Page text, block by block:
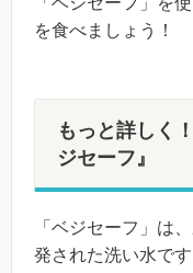
を食べましょう！
もっと詳しく
ジセーフ』
「ベジセーフ」は
発された洗い水です